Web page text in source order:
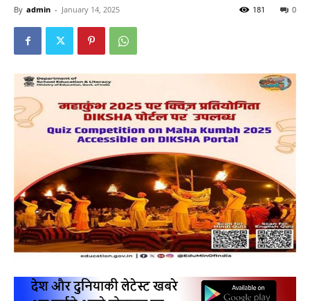
By admin - January 14, 2025 0
181